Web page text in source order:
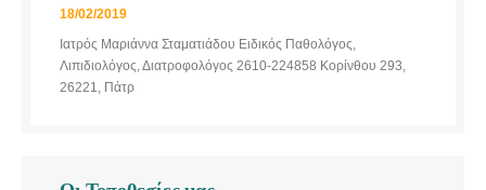
18/02/2019
Ιατρός Μαριάννα Σταματιάδου Ειδικός Παθολόγος,
Λιπιδιολόγος, Διατροφολόγος 2610-224858 Κορίνθου 293,
26221, Πάτρ